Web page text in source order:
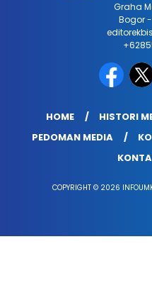
Graha
Bogor
HOME HISTORI
PEDOMAN MEDIA
COPYRIGHT © 2026